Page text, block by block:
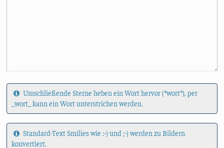
Umschließende Sterne heben ein Wort hervor (*wort*), per
_wort_ kann ein Wort unterstrichen werden.
Standard-Text Smilies wie :-) und ;-) werden zu Bildern
konvertiert.